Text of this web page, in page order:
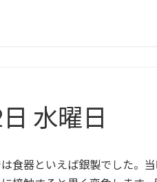
水曜日
食器といえば銀製でした。